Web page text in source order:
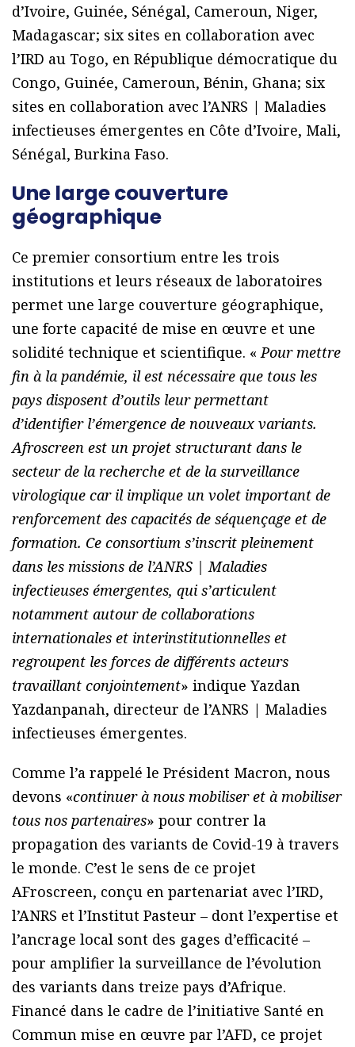
d’Ivoire, Guinée, Sénégal, Cameroun, Niger,
Madagascar; six sites en collaboration avec
l’IRD au Togo, en République démocratique du
Congo, Guinée, Cameroun, Bénin, Ghana; six
sites en collaboration avec l’ANRS | Maladies
infectieuses émergentes en Côte d’Ivoire, Mali,
Sénégal, Burkina Faso.
Une large couverture
géographique
Ce premier consortium entre les trois
institutions et leurs réseaux de laboratoires
permet une large couverture géographique,
une forte capacité de mise en œuvre et une
solidité technique et scientifique. «Pour mettre
fin à la pandémie, il est nécessaire que tous les
pays disposent d’outils leur permettant
d’identifier l’émergence de nouveaux variants.
Afroscreen est un projet structurant dans le
secteur de la recherche et de la surveillance
virologique car il implique un volet important de
renforcement des capacités de séquençage et de
formation. Ce consortium s’inscrit pleinement
dans les missions de l’ANRS | Maladies
infectieuses émergentes, qui s’articulent
notamment autour de collaborations
internationales et interinstitutionnelles et
regroupent les forces de différents acteurs
travaillant conjointement» indique Yazdan
Yazdanpanah, directeur de l’ANRS | Maladies
infectieuses émergentes.
Comme l’a rappelé le Président Macron, nous
devons «continuer à nous mobiliser et à mobiliser
tous nos partenaires» pour contrer la
propagation des variants de Covid-19 à travers
le monde. C’est le sens de ce projet
AFroscreen, conçu en partenariat avec l’IRD,
l’ANRS et l’Institut Pasteur – dont l’expertise et
l’ancrage local sont des gages d’efficacité –
pour amplifier la surveillance de l’évolution
des variants dans treize pays d’Afrique.
Financé dans le cadre de l’initiative Santé en
Commun mise en œuvre par l’AFD, ce projet